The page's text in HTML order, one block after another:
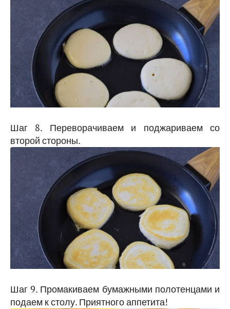
Шаг 8. Переворачиваем и поджариваем со
второй стороны.
Шаг 9. Промакиваем бумажными полотенцами и
подаем к столу. Приятного аппетита!